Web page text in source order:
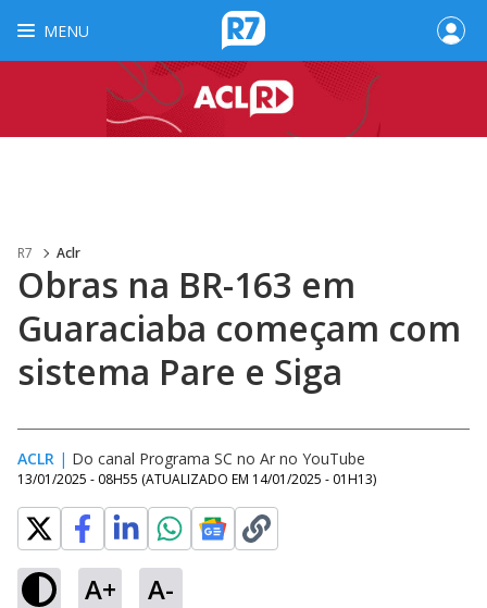
MENU
R7 Aclr
Obras na BR-163 em
Guaraciaba começam com
sistema Pare e Siga
ACLR | Do canal Programa SC no Ar no YouTube
13/01/2025 - 08H55 (ATUALIZADO EM 14/01/2025 - 01H13)
A+ A-